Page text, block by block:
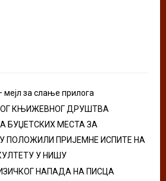
за слање прилога
КЊИЖЕВНОГ ДРУШТВА
МЕСТА ЗА
ПОЛОЖИЛИ ПРИЈЕМНЕ ИСПИТЕ НА
У НИШУ
НАПАДА НА ПИСЦА